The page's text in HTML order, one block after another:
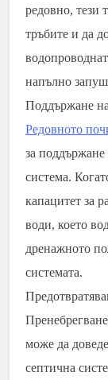
редовно, тези
тръбите и да
напълно
Поддържане
Редовното
за поддържане
система.
капацитет за
води, което
дренажното
системата.
може да
септична